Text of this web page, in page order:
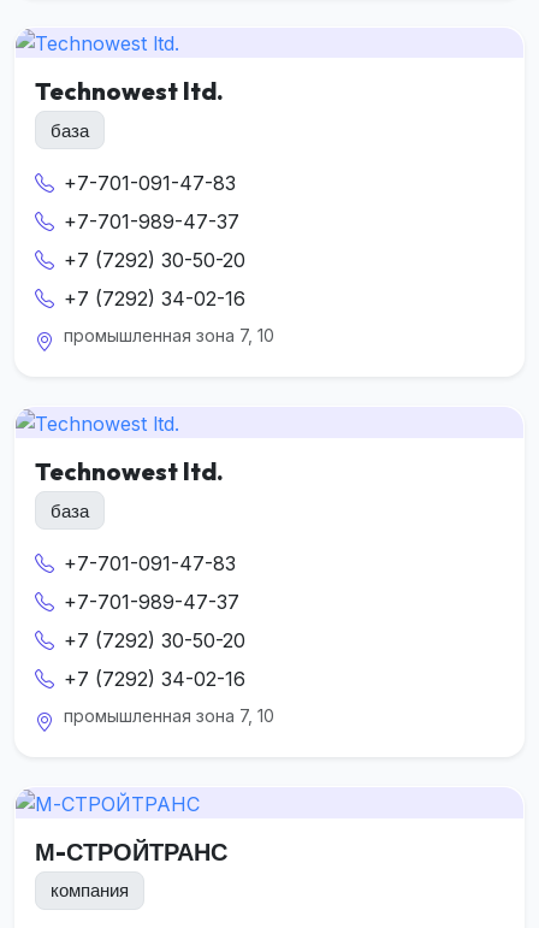
Technowest ltd.
база
+7-701-091-47-83
+7-701-989-47-37
+7 (7292) 30-50-20
+7 (7292) 34-02-16
промышленная зона 7, 10
Technowest ltd.
база
+7-701-091-47-83
+7-701-989-47-37
+7 (7292) 30-50-20
+7 (7292) 34-02-16
промышленная зона 7, 10
М-СТРОЙТРАНС
компания